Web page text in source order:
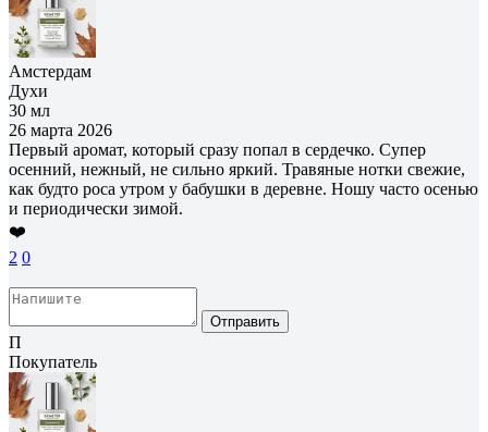
Амстердам
Духи
30 мл
26 марта 2026
Первый аромат, который сразу попал в сердечко. Супер
осенний, нежный, не сильно яркий. Травяные нотки свежие,
как будто роса утром у бабушки в деревне. Ношу часто осенью
и периодически зимой.
❤️
2 0
Отправить
П
Покупатель